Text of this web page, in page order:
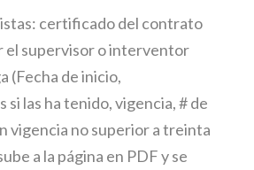
certificado del contrato
el supervisor o interventor
(Fecha de inicio,
si las ha tenido, vigencia, # de
vigencia no superior a treinta
a la página en PDF y se